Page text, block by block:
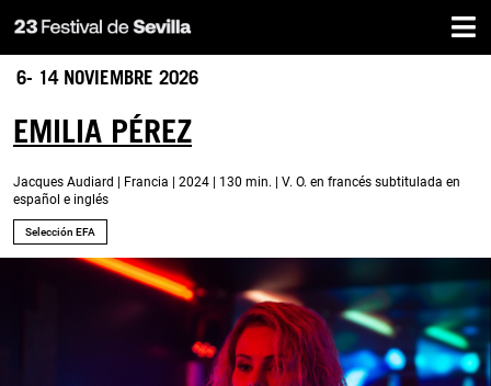
Pasar
al
contenido
6- 14 NOVIEMBRE 2026
Selección EFA
EMILIA PÉREZ
Jacques Audiard | Francia | 2024 | 130 min. | V. O. en francés subtitulada en
español e inglés